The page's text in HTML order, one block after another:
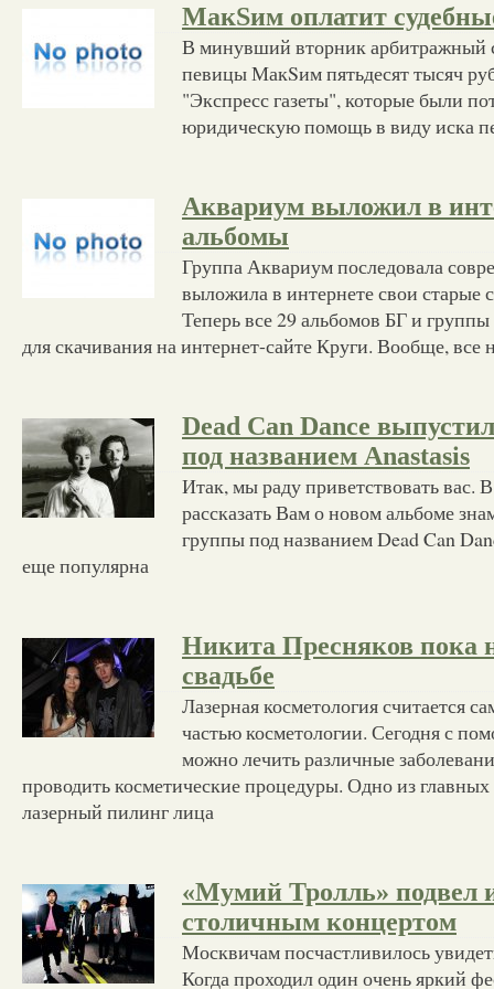
МакSим оплатит
В минувший вторник арбитражный
певицы МакSим пятьдесят тысяч
"Экспресс газеты", которые были
юридическую помощь в виду иска
Аквариум выложил в
альбомы
Группа Аквариум последовала
выложила в интернете свои старые
Теперь все 29 альбомов БГ и
для скачивания на интернет-сайте Круги. Вообще, все
Dead Can Dance
под названием Anastasis
Итак, мы раду приветствовать вас.
рассказать Вам о новом альбоме
группы под названием Dead Can
еще популярна
Никита Пресняков пока
свадьбе
Лазерная косметология считается
частью косметологии. Сегодня с
можно лечить различные
проводить косметические процедуры. Одно из главных
лазерный пилинг лица
«Мумий Тролль» подвел
столичным концертом
Москвичам посчастливилось
Когда проходил один очень яркий